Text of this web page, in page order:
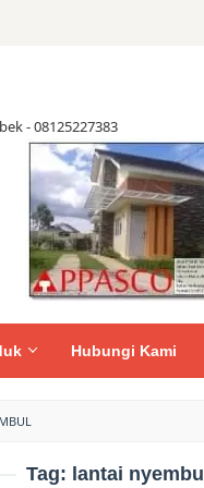
- 08125227383
Hubungi Kami
Tag: lantai nyembul